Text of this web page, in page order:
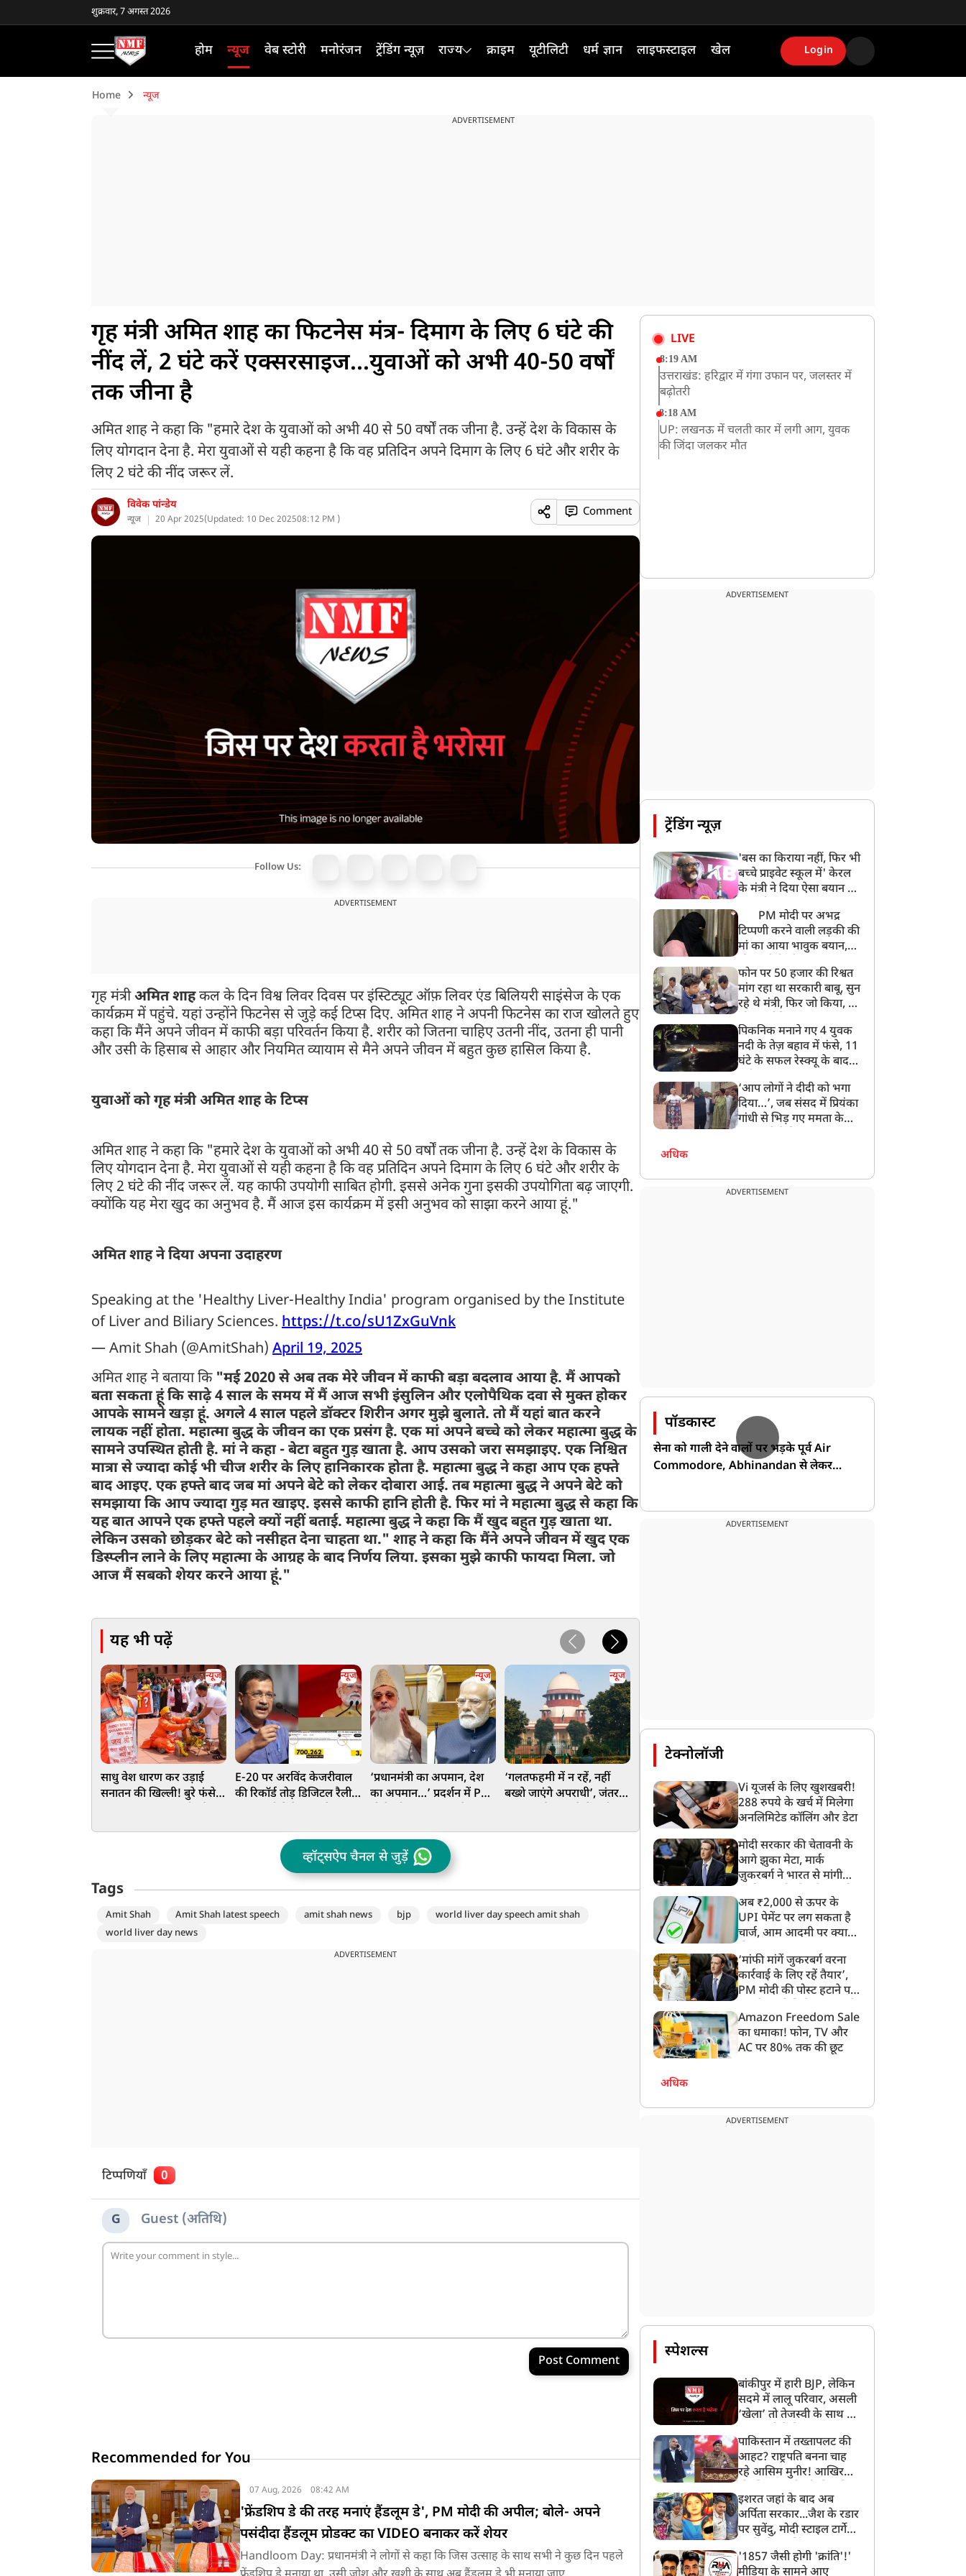
शुक्रवार, 7 अगस्त 2026
होम न्यूज वेब स्टोरी मनोरंजन ट्रेंडिंग न्यूज़ राज्य क्राइम यूटीलिटी धर्म ज्ञान लाइफस्टाइल खेल Login
Home न्यूज
ADVERTISEMENT
गृह मंत्री अमित शाह का फिटनेस मंत्र- दिमाग के लिए 6 घंटे की
नींद लें, 2 घंटे करें एक्सरसाइज...युवाओं को अभी 40-50 वर्षों
तक जीना है
अमित शाह ने कहा कि "हमारे देश के युवाओं को अभी 40 से 50 वर्षों तक जीना है. उन्हें देश के विकास के
लिए योगदान देना है. मेरा युवाओं से यही कहना है कि वह प्रतिदिन अपने दिमाग के लिए 6 घंटे और शरीर के
लिए 2 घंटे की नींद जरूर लें.
विवेक पांन्डेय
न्यूज 20 Apr 2025(Updated: 10 Dec 202508:12 PM )
Comment
Follow Us:
ADVERTISEMENT
गृह मंत्रीअमित शाहकल के दिन विश्व लिवर दिवस पर इंस्टिट्यूट ऑफ़ लिवर एंड बिलियरी साइंसेज के एक
कार्यक्रम में पहुंचे. यहां उन्होंने फिटनेस से जुड़े कई टिप्स दिए. अमित शाह ने अपनी फिटनेस का राज खोलते हुए
कहा कि मैंने अपने जीवन में काफी बड़ा परिवर्तन किया है. शरीर को जितना चाहिए उतनी नींद, उतना ही पानी
और उसी के हिसाब से आहार और नियमित व्यायाम से मैने अपने जीवन में बहुत कुछ हासिल किया है.
युवाओं को गृह मंत्री अमित शाह के टिप्स
अमित शाह ने कहा कि "हमारे देश के युवाओं को अभी 40 से 50 वर्षों तक जीना है. उन्हें देश के विकास के
लिए योगदान देना है. मेरा युवाओं से यही कहना है कि वह प्रतिदिन अपने दिमाग के लिए 6 घंटे और शरीर के
लिए 2 घंटे की नींद जरूर लें. यह काफी उपयोगी साबित होगी. इससे अनेक गुना इसकी उपयोगिता बढ़ जाएगी.
क्योंकि यह मेरा खुद का अनुभव है. मैं आज इस कार्यक्रम में इसी अनुभव को साझा करने आया हूं."
अमित शाह ने दिया अपना उदाहरण
Speaking at the 'Healthy Liver-Healthy India' program organised by the Institute
of Liver and Biliary Sciences. https://t.co/sU1ZxGuVnk
— Amit Shah (@AmitShah) April 19, 2025
अमित शाह ने बताया कि "मई 2020 से अब तक मेरे जीवन में काफी बड़ा बदलाव आया है. मैं आपको
बता सकता हूं कि साढ़े 4 साल के समय में मैं आज सभी इंसुलिन और एलोपैथिक दवा से मुक्त होकर
आपके सामने खड़ा हूं. अगले 4 साल पहले डॉक्टर शिरीन अगर मुझे बुलाते. तो मैं यहां बात करने
लायक नहीं होता. महात्मा बुद्ध के जीवन का एक प्रसंग है. एक मां अपने बच्चे को लेकर महात्मा बुद्ध के
सामने उपस्थित होती है. मां ने कहा - बेटा बहुत गुड़ खाता है. आप उसको जरा समझाइए. एक निश्चित
मात्रा से ज्यादा कोई भी चीज शरीर के लिए हानिकारक होता है. महात्मा बुद्ध ने कहा आप एक हफ्ते
बाद आइए. एक हफ्ते बाद जब मां अपने बेटे को लेकर दोबारा आई. तब महात्मा बुद्ध ने अपने बेटे को
समझाया कि आप ज्यादा गुड़ मत खाइए. इससे काफी हानि होती है. फिर मां ने महात्मा बुद्ध से कहा कि
यह बात आपने एक हफ्ते पहले क्यों नहीं बताई. महात्मा बुद्ध ने कहा कि मैं खुद बहुत गुड़ खाता था.
लेकिन उसको छोड़कर बेटे को नसीहत देना चाहता था." शाह ने कहा कि मैंने अपने जीवन में खुद एक
डिस्प्लीन लाने के लिए महात्मा के आग्रह के बाद निर्णय लिया. इसका मुझे काफी फायदा मिला. जो
आज मैं सबको शेयर करने आया हूं."
यह भी पढ़ें
न्यूज
साधु वेश धारण कर उड़ाई
सनातन की खिल्ली! बुरे फंसे
न्यूज
E-20 पर अरविंद केजरीवाल
की रिकॉर्ड तोड़ डिजिटल रैली,
आवास तक मार्च का ऐलान
न्यूज
‘प्रधानमंत्री का अपमान, देश
का अपमान…’ प्रदर्शन में PM
नसीहत
न्यूज
‘गलतफहमी में न रहें, नहीं
बख्शे जाएंगे अपराधी’, जंतर-
असम बाढ़: Ground Zero
पहुंचे CM हिमंता सरमा, बोले-
सरकार हर कदम पर आपके
साथ है
फुकेत-दिल्ली एअर इंडिया
फ्लाइट में भयानक टर्बुलेंस,
कई यात्री घायल, सुरक्षित हुई
लैंडिंग
व्हॉट्सऐप चैनल से जुड़ें
Tags
Amit Shah Amit Shah latest speech amit shah news bjp
world liver day speech amit shah
world liver day news
ADVERTISEMENT
टिप्पणियाँ 0
G Guest (अतिथि)
Post Comment
Recommended for You
07 Aug, 2026 08:42 AM
'फ्रेंडशिप डे की तरह मनाएं हैंडलूम डे', PM मोदी की अपील; बोले- अपने
पसंदीदा हैंडलूम प्रोडक्ट का VIDEO बनाकर करें शेयर
Handloom Day: प्रधानमंत्री ने लोगों से कहा कि जिस उत्साह के साथ सभी ने कुछ दिन पहले
LIVE
8:19 AM
उत्तराखंड: हरिद्वार में गंगा उफान पर, जलस्तर में
बढ़ोतरी
8:18 AM
UP: लखनऊ में चलती कार में लगी आग, युवक
की जिंदा जलकर मौत
ADVERTISEMENT
ट्रेंडिंग न्यूज़
'बस का किराया नहीं, फिर भी
बच्चे प्राइवेट स्कूल में' केरल
के मंत्री ने दिया ऐसा बयान की
PM मोदी पर अभद्र
टिप्पणी करने वाली लड़की की
मां का आया भावुक बयान,
बेटी को गोद लें प्रधानमंत्री
फोन पर 50 हजार की रिश्वत
मांग रहा था सरकारी बाबू, सुन
रहे थे मंत्री, फिर जो किया, वो
पिकनिक मनाने गए 4 युवक
नदी के तेज़ बहाव में फंसे, 11
घंटे के सफल रेस्क्यू के बाद
‘आप लोगों ने दीदी को भगा
दिया…’, जब संसद में प्रियंका
गांधी से भिड़ गए ममता के
अधिक
ADVERTISEMENT
पॉडकास्ट
सेना को गाली देने वालों पर भड़के पूर्व Air
Commodore, Abhinandan से लेकर
ADVERTISEMENT
टेक्नोलॉजी
Vi यूजर्स के लिए खुशखबरी!
288 रुपये के खर्च में मिलेगा
अनलिमिटेड कॉलिंग और डेटा
मोदी सरकार की चेतावनी के
आगे झुका मेटा, मार्क
ज़ुकरबर्ग ने भारत से मांगी
अब ₹2,000 से ऊपर के
UPI पेमेंट पर लग सकता है
चार्ज, आम आदमी पर क्या
‘मांफी मांगें जुकरबर्ग वरना
कार्रवाई के लिए रहें तैयार’,
PM मोदी की पोस्ट हटाने पर
लगाई फटकार
Amazon Freedom Sale
का धमाका! फोन, TV और
AC पर 80% तक की छूट
अधिक
ADVERTISEMENT
स्पेशल्स
बांकीपुर में हारी BJP, लेकिन
सदमे में लालू परिवार, असली
‘खेला’ तो तेजस्वी के साथ हो
पाकिस्तान में तख्तापलट की
आहट? राष्ट्रपति बनना चाह
रहे आसिम मुनीर! आखिर
बनाया मोहरा?
इशरत जहां के बाद अब
अर्पिता सरकार...जैश के रडार
पर सुवेंदु, मोदी स्टाइल टार्गेट
बड़ा एक्शन!
'1857 जैसी होगी 'क्रांति'!'
मीडिया के सामने आए